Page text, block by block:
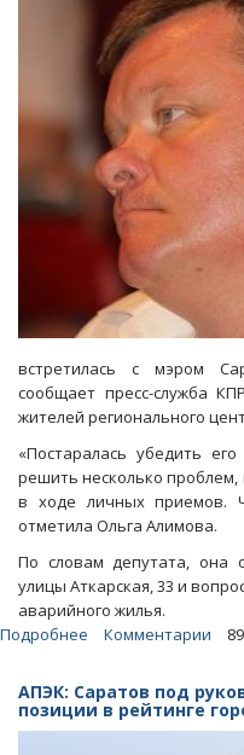
Саратове
не
выполнена
даже
на
10
процентов
встретилась с мэром
сообщает пресс-служба
жителей регионального
«Постаралась убедить
решить несколько
в ходе личных приемов.
отметила Ольга Алимова.
По словам депутата, она
улицы Аткарская, 33 и
аварийного жилья.
Подробнее
частично
убедила
Комментарии
АПЭК: Саратов под
позиции в рейтинге